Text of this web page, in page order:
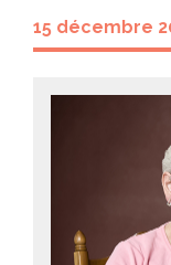
15 décembre